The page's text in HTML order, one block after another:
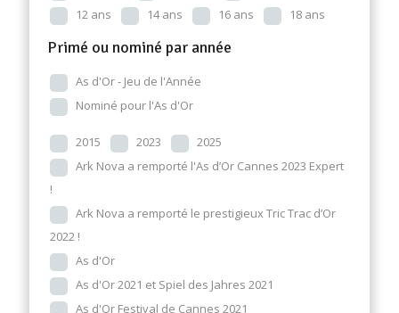
12 ans
14 ans 16 ans 18 ans
Primé ou nominé par année
As d'Or - Jeu de l'Année
Nominé pour l'As d'Or
2015 2023
2025
Ark Nova a remporté l'As d’Or Cannes 2023 Expert
!
Ark Nova a remporté le prestigieux Tric Trac d’Or
2022 !
As d'Or
As d'Or 2021 et Spiel des Jahres 2021
As d'Or Festival de Cannes 2021